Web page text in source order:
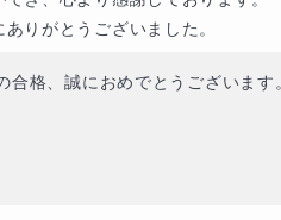
るのがうまい人」とは限り
す。
師たり得るわけです。私も
点満点）
きた過程をしっかり認めること
の大きなものとなることを心より
りがとうございました。
合格、誠におめでとうございます
対して、常に真剣に向き合い、分